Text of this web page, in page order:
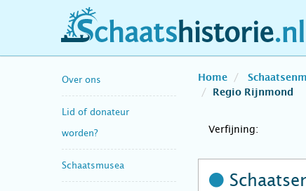
schaatshistorie.nl
Over ons
Lid of donateur
worden?
Schaatsmusea
Home
Regio Rijnmond
Verfijning: